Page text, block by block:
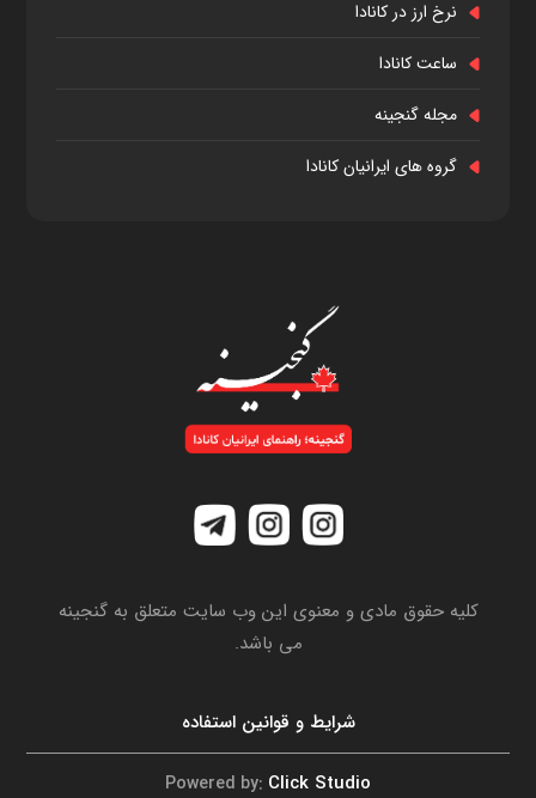
نرخ ارز در کانادا
ساعت کانادا
مجله گنجینه
گروه های ایرانیان کانادا
کلیه حقوق مادی و معنوی این وب سایت متعلق به گنجینه
می باشد.
شرایط و قوانین استفاده
Powered by: Click Studio